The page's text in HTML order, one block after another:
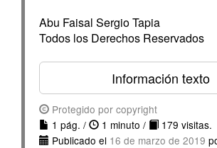
Abu Faisal Sergio Tapia
Todos los Derechos Reservados
Información texto
Protegido por copyright
1 pág. /
1 minuto /
179 visitas.
Publicado el 16 de marzo de 2019